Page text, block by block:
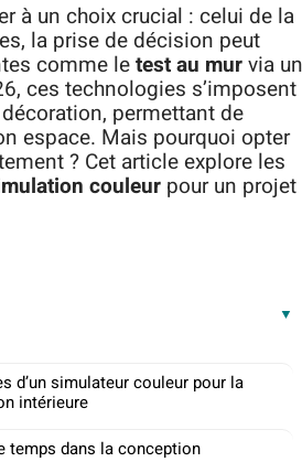
à un choix crucial : celui de la
la prise de décision peut
comme letest au murvia un
ces technologies s’imposent
permettant de
espace. Mais pourquoi opter
? Cet article explore les
couleur pour un projet
d’un simulateur couleur pour la
intérieure
temps dans la conception